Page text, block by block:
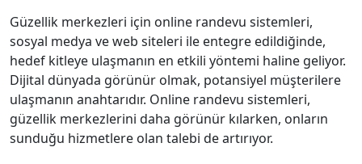
Güzellik merkezleri için online randevu sistemleri,
sosyal medya ve web siteleri ile entegre edildiğinde,
hedef kitleye ulaşmanın en etkili yöntemi haline geliyor.
Dijital dünyada görünür olmak, potansiyel müşterilere
ulaşmanın anahtarıdır. Online randevu sistemleri,
güzellik merkezlerini daha görünür kılarken, onların
sunduğu hizmetlere olan talebi de artırıyor.